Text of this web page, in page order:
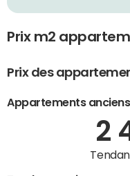
Prix m2
Prix des
Appartements anciens
2